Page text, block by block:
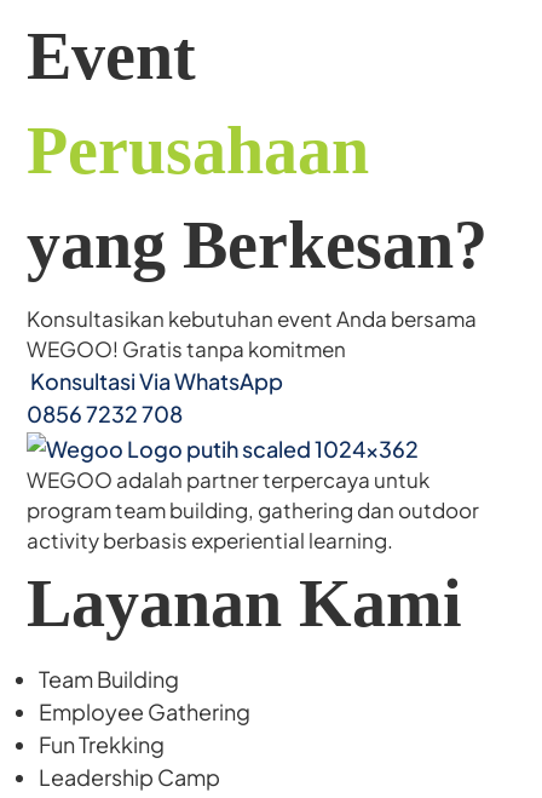
Event
Perusahaan
yang Berkesan?
Konsultasikan kebutuhan event Anda bersama
WEGOO! Gratis tanpa komitmen
Konsultasi Via WhatsApp
0856 7232 708
WEGOO adalah partner terpercaya untuk
program team building, gathering dan outdoor
activity berbasis experiential learning.
Layanan Kami
Team Building
Employee Gathering
Fun Trekking
Leadership Camp